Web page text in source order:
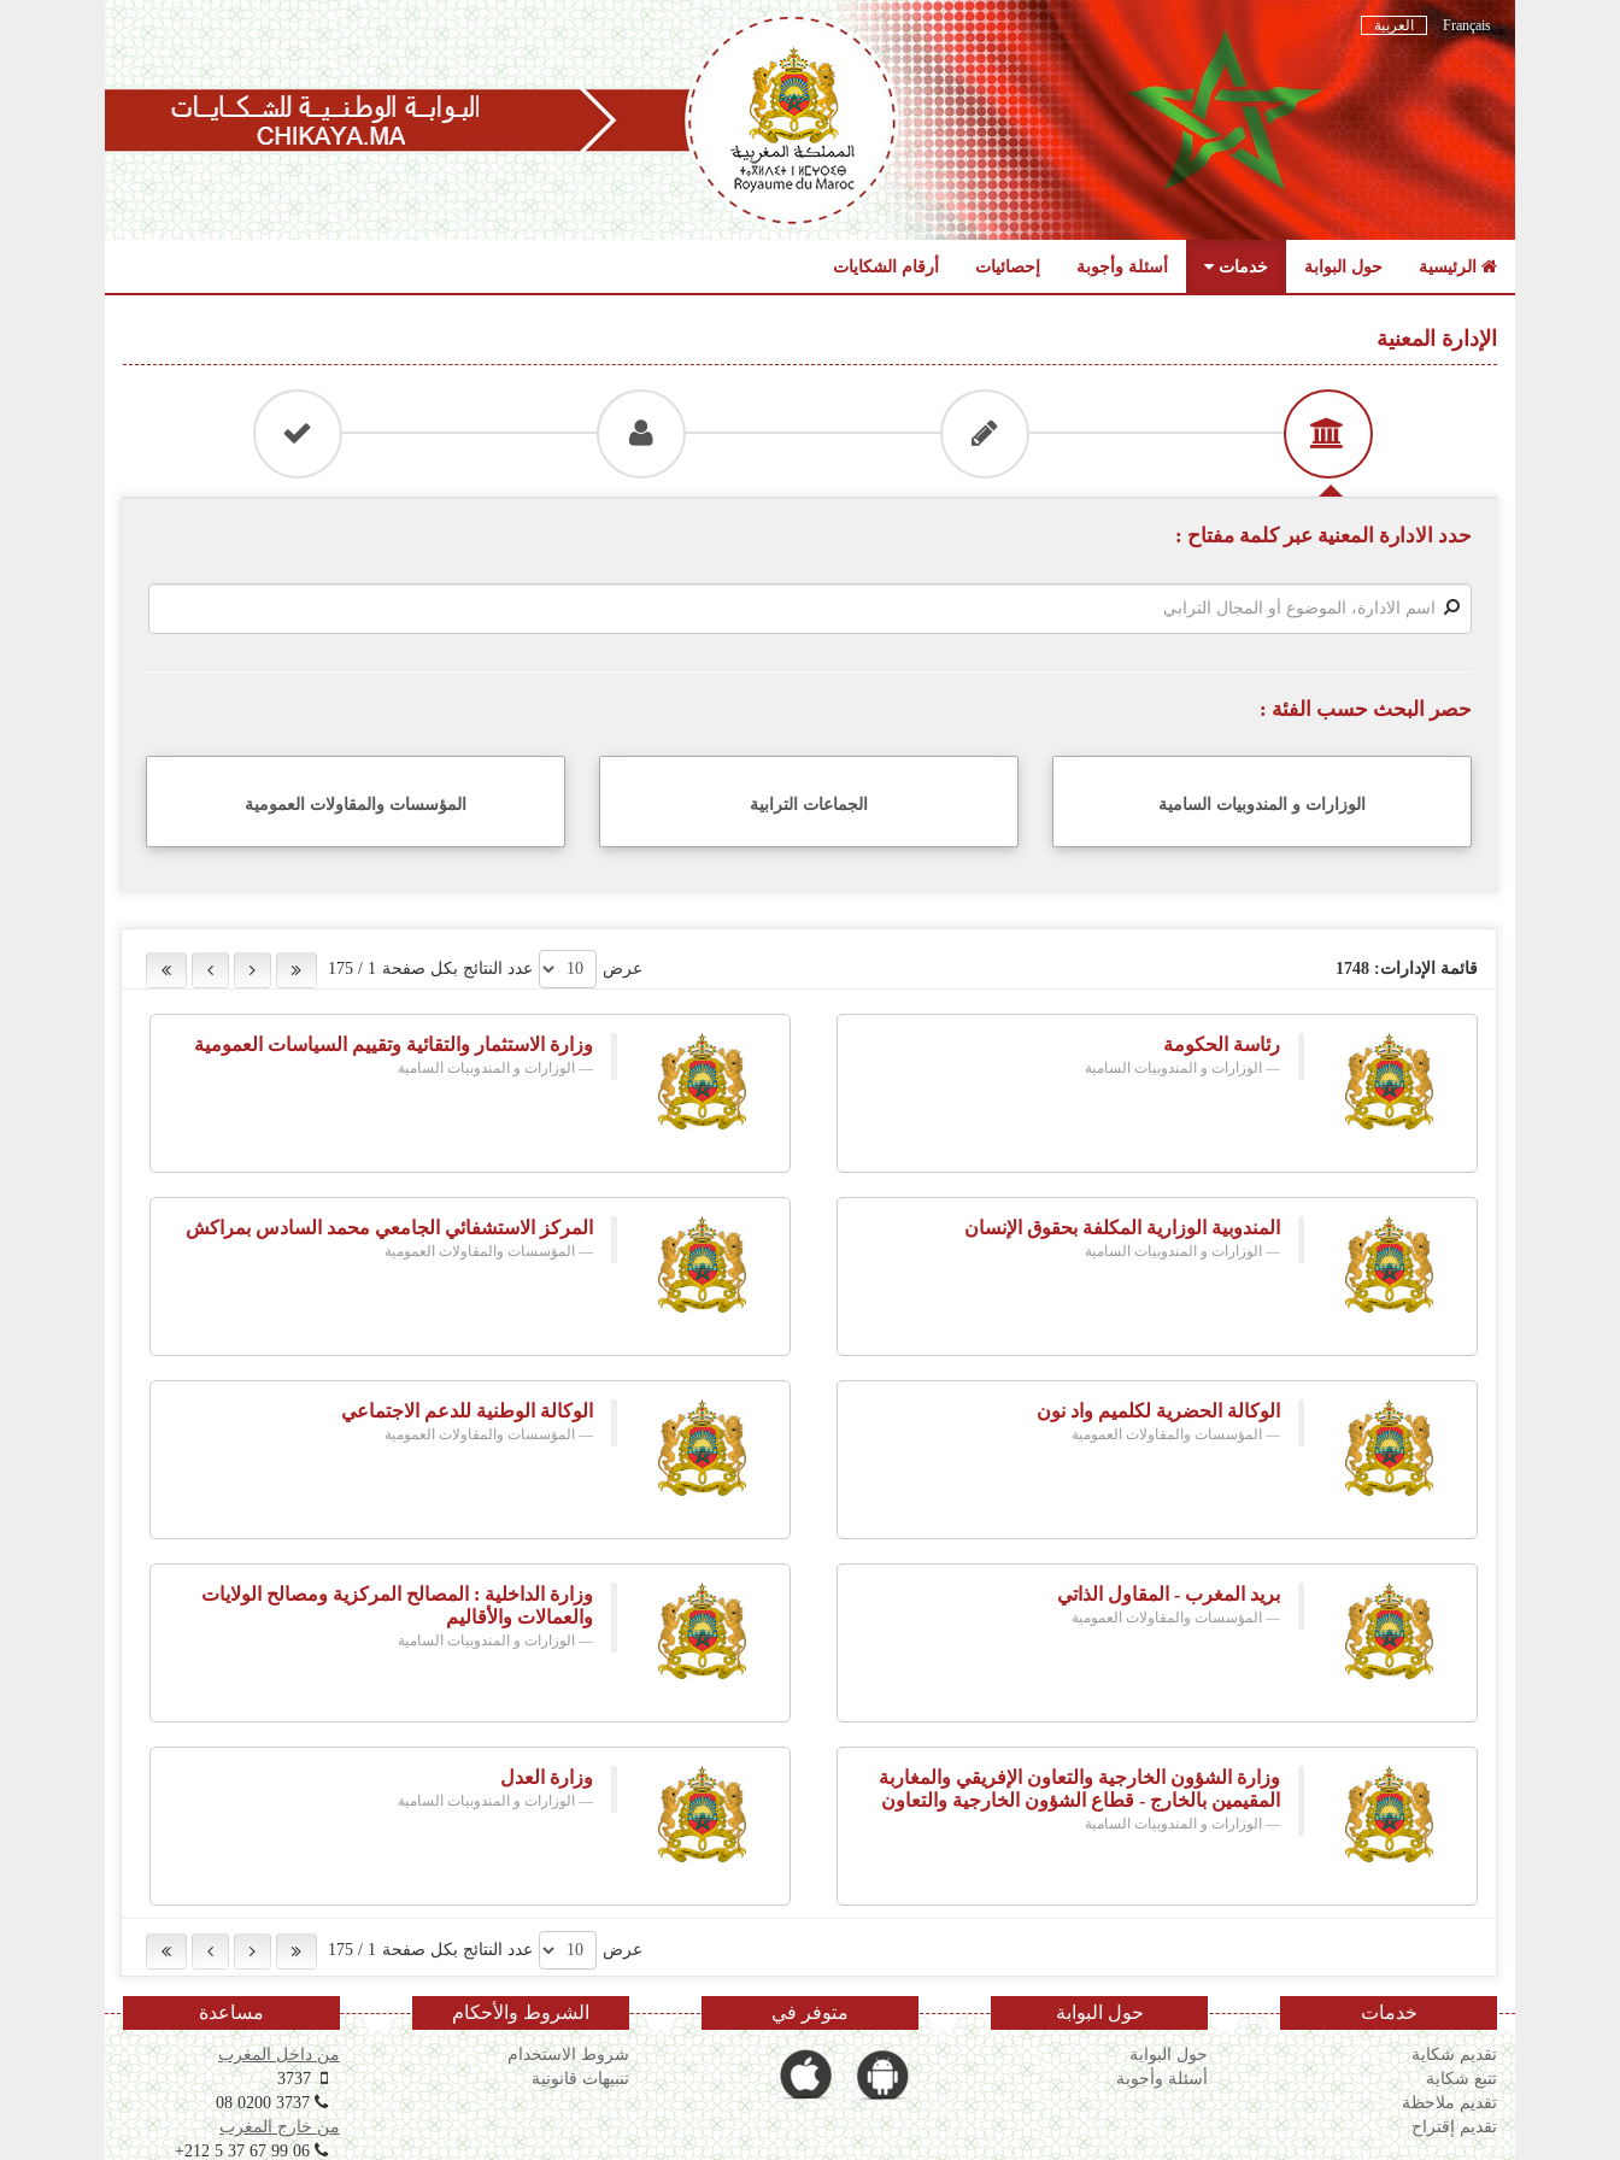
Français العربية
الرئيسية حول البوابة خدمات أسئلة وأجوبة إحصائيات أرقام الشكايات
navigation
الإدارة المعنية
حدد الادارة المعنية عبر كلمة مفتاح :
حصر البحث حسب الفئة :
الوزارات و المندوبيات السامية الجماعات الترابية المؤسسات والمقاولات العمومية
قائمة الإدارات: 1748 عرض عدد النتائج بكل صفحة 1
/
175
رئاسة الحكومة
الوزارات و المندوبيات السامية
وزارة الاستثمار والتقائية وتقييم السياسات العمومية
الوزارات و المندوبيات السامية
المندوبية الوزارية المكلفة بحقوق الإنسان
الوزارات و المندوبيات السامية
المركز الاستشفائي الجامعي محمد السادس بمراكش
المؤسسات والمقاولات العمومية
الوكالة الحضرية لكلميم واد نون
المؤسسات والمقاولات العمومية
الوكالة الوطنية للدعم الاجتماعي
المؤسسات والمقاولات العمومية
بريد المغرب - المقاول الذاتي
المؤسسات والمقاولات العمومية
وزارة الداخلية : المصالح المركزية ومصالح الولايات
والعمالات والأقاليم
الوزارات و المندوبيات السامية
وزارة الشؤون الخارجية والتعاون الإفريقي والمغاربة
المقيمين بالخارج - قطاع الشؤون الخارجية والتعاون
الوزارات و المندوبيات السامية
وزارة العدل
الوزارات و المندوبيات السامية
عرض عدد النتائج بكل صفحة 1
/
175
خدمات
تقديم شكاية
تتبع شكاية
تقديم ملاحظة
تقديم إقتراح
حول البوابة
حول البوابة
أسئلة وأجوبة
متوفر في الشروط والأحكام
شروط الاستخدام
تنبيهات قانونية
مساعدة
من داخل المغرب
3737
08 0200 3737
من خارج المغرب
+212 5 37 67 99 06